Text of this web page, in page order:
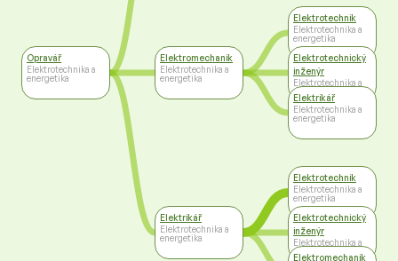
Opravář
Elektrotechnika a
energetika
Elektromechanik
Elektrotechnika a
energetika
Elektrikář
Elektrotechnika a
energetika
Elektrotechnik
Elektrotechnika a
energetika
Elektrotechnický
inženýr
Elektrotechnika a
energetika
Elektrikář
Elektrotechnika a
energetika
Elektrotechnik
Elektrotechnika a
energetika
Elektrotechnický
inženýr
Elektrotechnika a
energetika
Elektromechanik